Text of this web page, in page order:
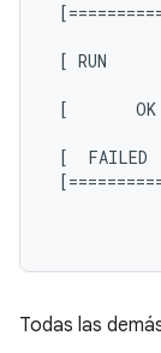
[ RUN
[       OK
[
Todas las